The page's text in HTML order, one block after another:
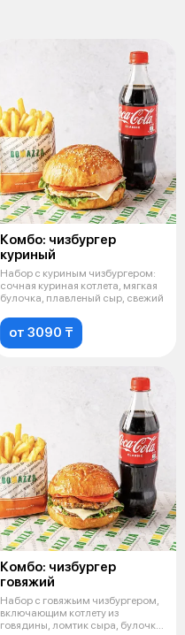
Комбо: чизбургер
куриный
Набор с куриным чизбургером:
сочная куриная котлета, мягкая
булочка, плавленый сыр, свежий
от 3090 ₸
Комбо: чизбургер
говяжий
Набор с говяжьим чизбургером,
включающим котлету из
говядины, ломтик сыра, булочку,